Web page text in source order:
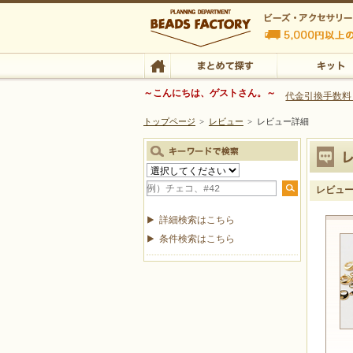
ビーズファクトリー ビーズ・パーツ・金具など
ビーズ・アクセサリ
ビーズ・アクセサリーの専門店 ビーズファクト
TOP まとめて探す
～こんにちは、ゲストさん。～ 代金引換手数
トップページ > レビュー > レビュー詳細
レビュ
詳細検索はこちら
条件検索はこちら